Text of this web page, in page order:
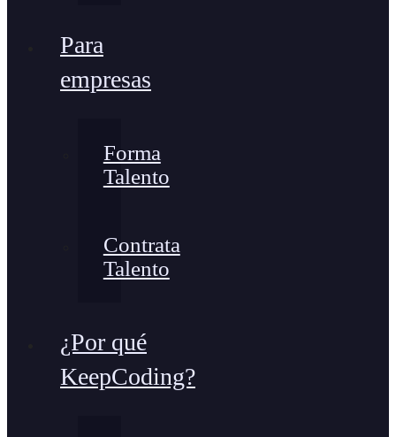
Para
empresas
Forma
Talento
Contrata
Talento
¿Por qué
KeepCoding?